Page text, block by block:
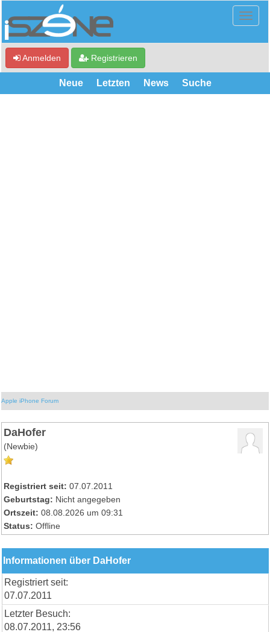
Anmelden Registrieren
Neue Letzten News Suche
Apple iPhone Forum
DaHofer
(Newbie)
Registriert seit: 07.07.2011
Geburtstag: Nicht angegeben
Ortszeit: 08.08.2026 um 09:31
Status: Offline
Informationen über DaHofer
Registriert seit:
07.07.2011
Letzter Besuch:
08.07.2011, 23:56